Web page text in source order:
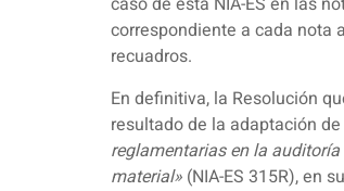
correspondiente a cada nota
recuadros.
En definitiva, la Resolución
resultado de la adaptación
reglamentarias en la
material» (NIA-ES 315R), en